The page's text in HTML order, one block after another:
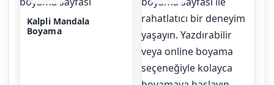
Kalpli Mandala
Boyama